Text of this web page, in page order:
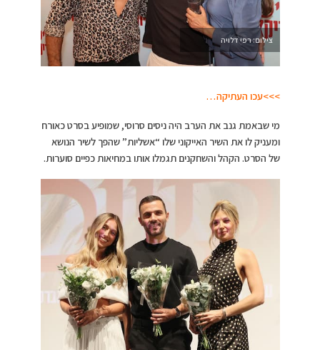
צילום: רפי דלויה
>>>עכו העתיקה…
מי שבאמת גנב את הערב היה ניסים סרוסי, שמופיע בסרט כאורח
ומעניק לו את השיר האייקוני שלו “אשליות” שהפך לשיר הנושא
של הסרט. הקהל והשחקנים תגמלו אותו במחיאות כפיים סוערות.